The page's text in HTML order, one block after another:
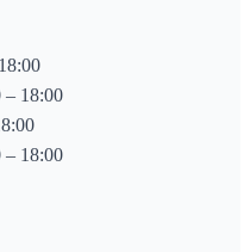
– 18:00
– 18:00